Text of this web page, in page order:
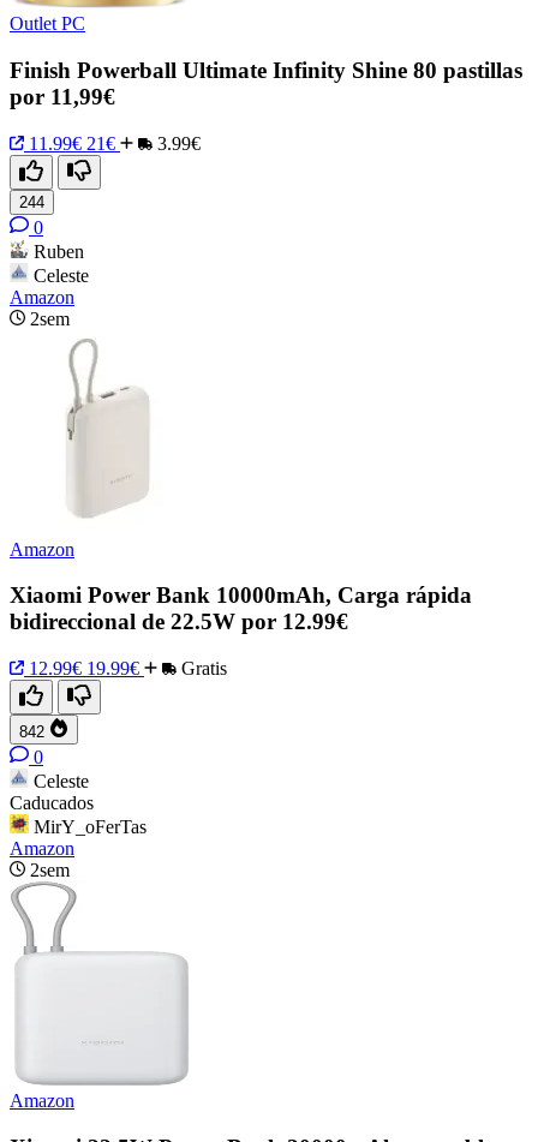
Outlet PC
Finish Powerball Ultimate Infinity Shine 80 pastillas
por 11,99€
11.99€ 21€ 3.99€
244
0
Ruben
Celeste
Amazon
2sem
Amazon
Xiaomi Power Bank 10000mAh, Carga rápida
bidireccional de 22.5W por 12.99€
12.99€ 19.99€ Gratis
842
0
Celeste
Caducados
MirY_oFerTas
Amazon
2sem
Amazon